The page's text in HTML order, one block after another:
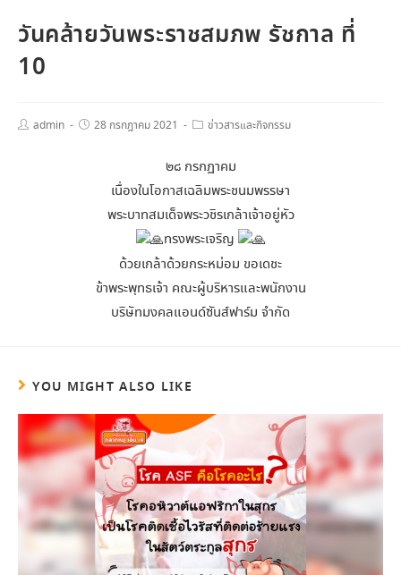
วันคล้ายวันพระราชสมภพ รัชกาล ที่
10
admin 28 กรกฎาคม 2021 ข่าวสารและกิจกรรม
๒๘ กรกฏาคม
เนื่องในโอกาสเฉลิมพระชนมพรรษา
พระบาทสมเด็จพระวชิรเกล้าเจ้าอยู่หัว
ทรงพระเจริญ
ด้วยเกล้าด้วยกระหม่อม ขอเดชะ
ข้าพระพุทธเจ้า คณะผู้บริหารและพนักงาน
บริษัทมงคลแอนด์ซันส์ฟาร์ม จำกัด
YOU MIGHT ALSO LIKE